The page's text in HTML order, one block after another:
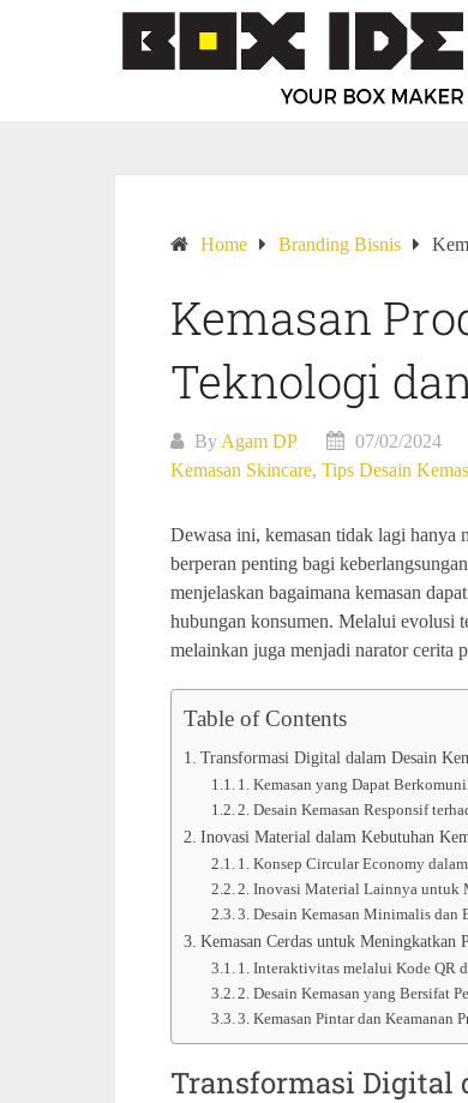
Home Branding Bisnis
Kemasan
Teknologi
By Agam DP 07/02/2024
Kemasan Skincare, Tips Desain
Dewasa ini, kemasan tidak lagi hanya
berperan penting bagi
menjelaskan bagaimana kemasan
hubungan konsumen. Melalui evolusi
melainkan juga menjadi narator cerita
Table of Contents
Transformasi Digital dalam Desain
1. Kemasan yang Dapat
2. Desain Kemasan Responsif
Inovasi Material dalam Kebutuhan
1. Konsep Circular Economy
2. Inovasi Material Lainnya untuk
3. Desain Kemasan Minimalis dan
Kemasan Cerdas untuk Meningkatkan
1. Interaktivitas melalui Kode QR
2. Desain Kemasan yang Bersifat
3. Kemasan Pintar dan Keamanan
Transformasi Digital